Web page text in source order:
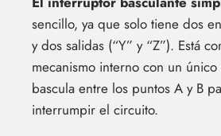
sencillo, ya que solo tiene dos
y dos salidas (“Y” y “Z”). Está
mecanismo interno con un
bascula entre los puntos A y B
interrumpir el circuito.